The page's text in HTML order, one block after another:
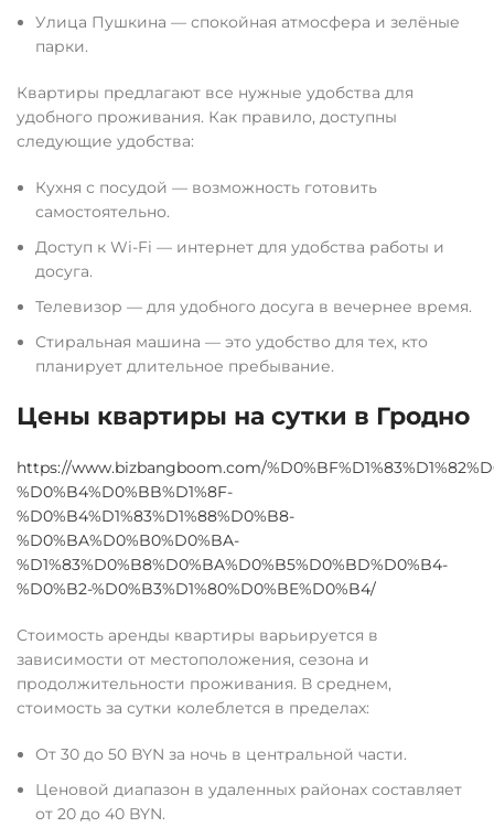
Улица Пушкина — спокойная атмосфера и зелёные
парки.
Квартиры предлагают все нужные удобства для
удобного проживания. Как правило, доступны
следующие удобства:
Кухня с посудой — возможность готовить
самостоятельно.
Доступ к Wi-Fi — интернет для удобства работы и
досуга.
Телевизор — для удобного досуга в вечернее время.
Стиральная машина — это удобство для тех, кто
планирует длительное пребывание.
Цены квартиры на сутки в Гродно
https://www.bizbangboom.com/
%D0%B4%D0%BB%D1%8F-
%D0%B4%D1%83%D1%88%D0%B8-
%D0%BA%D0%B0%D0%BA-
%D1%83%D0%B8%D0%BA%D0%B5%D0%BD%D0%B4-
%D0%B2-%D0%B3%D1%80%D0%BE%D0%B4/
Стоимость аренды квартиры варьируется в
зависимости от местоположения, сезона и
продолжительности проживания. В среднем,
стоимость за сутки колеблется в пределах:
От 30 до 50 BYN за ночь в центральной части.
Ценовой диапазон в удаленных районах составляет
от 20 до 40 BYN.